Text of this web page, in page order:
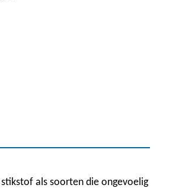
als soorten die ongevoelig